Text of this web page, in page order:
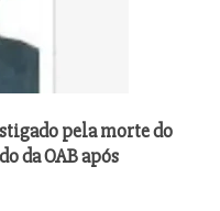
pela morte do
da OAB após